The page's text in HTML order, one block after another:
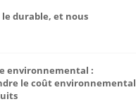
le durable, et nous
environnemental :
le coût environnemental